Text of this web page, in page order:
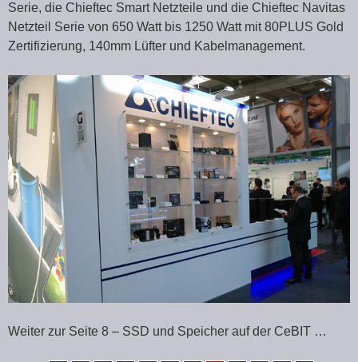
Serie, die Chieftec Smart Netzteile und die Chieftec Navitas
Netzteil Serie von 650 Watt bis 1250 Watt mit 80PLUS Gold
Zertifizierung, 140mm Lüfter und Kabelmanagement.
Weiter zur Seite 8 – SSD und Speicher auf der CeBIT …